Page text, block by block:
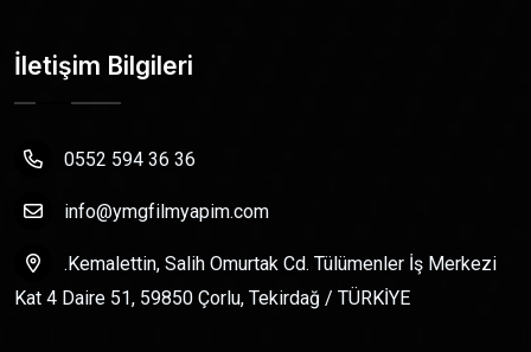
İletişim Bilgileri
0552 594 36 36
info@ymgfilmyapim.com
.Kemalettin, Salih Omurtak Cd. Tülümenler İş Merkezi
Kat 4 Daire 51, 59850 Çorlu, Tekirdağ / TÜRKİYE